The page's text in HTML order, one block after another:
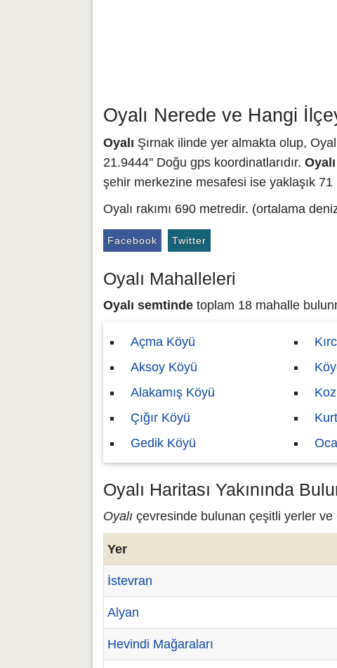
Oyalı Nerede ve Hangi
Oyalı Şırnak ilinde yer almakta olup,
21.9444'' Doğu gps koordinatlarıdır. Oyalı
şehir merkezine mesafesi ise yaklaşık 71
Oyalı rakımı 690 metredir. (ortalama
Facebook Twitter
Oyalı Mahalleleri
Oyalı semtinde toplam 18 mahalle
Açma Köyü
Aksoy Köyü
Alakamış Köyü
Çığır Köyü
Gedik Köyü
Oyalı Haritası Yakınında
Oyalı çevresinde bulunan çeşitli yerler ve
Yer
İstevran
Alyan
Hevindi Mağaraları